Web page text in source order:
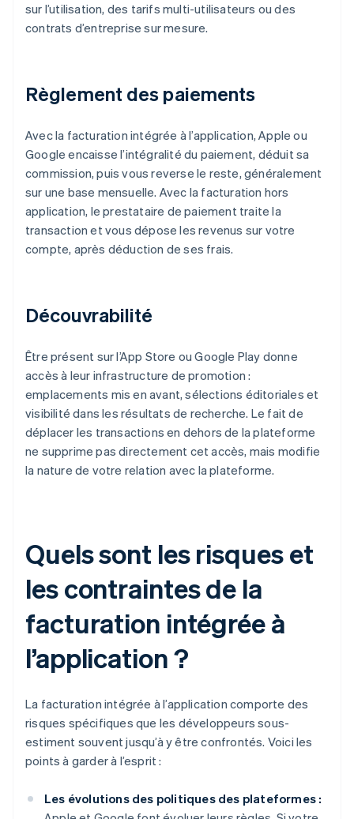
sur l’utilisation, des tarifs multi-utilisateurs ou des
contrats d’entreprise sur mesure.
Règlement des paiements
Avec la facturation intégrée à l’application, Apple ou
Google encaisse l’intégralité du paiement, déduit sa
commission, puis vous reverse le reste, généralement
sur une base mensuelle. Avec la facturation hors
application, le prestataire de paiement traite la
transaction et vous dépose les revenus sur votre
compte, après déduction de ses frais.
Découvrabilité
Être présent sur l’App Store ou Google Play donne
accès à leur infrastructure de promotion :
emplacements mis en avant, sélections éditoriales et
visibilité dans les résultats de recherche. Le fait de
déplacer les transactions en dehors de la plateforme
ne supprime pas directement cet accès, mais modifie
la nature de votre relation avec la plateforme.
Quels sont les risques et
les contraintes de la
facturation intégrée à
l’application ?
La facturation intégrée à l’application comporte des
risques spécifiques que les développeurs sous-
estiment souvent jusqu’à y être confrontés. Voici les
points à garder à l’esprit :
Les évolutions des politiques des plateformes :